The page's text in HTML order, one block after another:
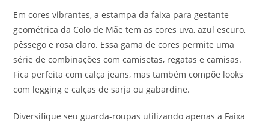
Em cores vibrantes, a estampa da faixa para gestante
geométrica da Colo de Mãe tem as cores uva, azul escuro,
pêssego e rosa claro. Essa gama de cores permite uma
série de combinações com camisetas, regatas e camisas.
Fica perfeita com calça jeans, mas também compõe looks
com legging e calças de sarja ou gabardine.
Diversifique seu guarda-roupas utilizando apenas a Faixa